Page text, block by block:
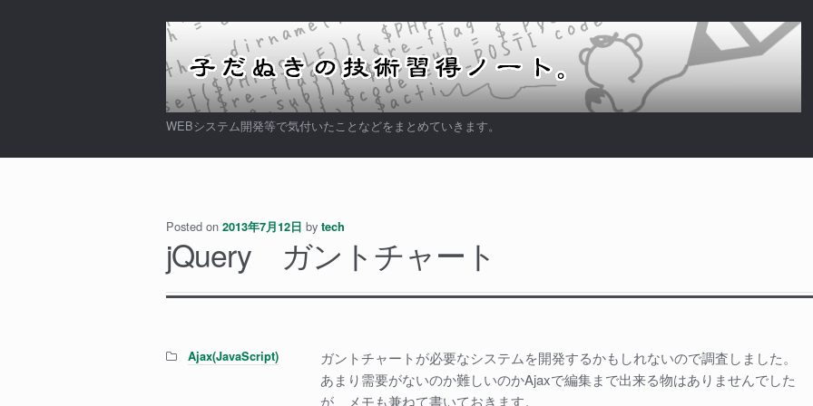
ナ
ゲ
ー
シ
ン
キ
ッ
プ
コ
テ
ン
ツ
ス
プ
WEBシステム開発等で気付いたことなどをまとめていきます。
Posted on2013年7月12日 bytech
jQuery ガントチャート
Categories:
Ajax(JavaScript)
ガントチャートが必要なシステムを開発するかもしれないので調査しました。
あまり需要がないのか難しいのかAjaxで編集まで出来る物はありませんでした
が、メモも兼ねて書いておきます。